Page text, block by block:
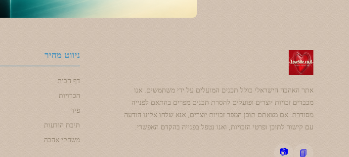
אתר האהבה הישראלי כולל תכנים המועלים על ידי משתמשים. אנו
מכבדים זכויות יוצרים ופועלים להסרת תכנים מפרים בהתאם לפנייה
מסודרת. אם מצאתם תוכן המפר זכויות יוצרים, אנא שלחו אלינו הודעה
עם קישור לתוכן ופרטי הזכויות, ואנו נטפל בפנייה בהקדם האפשרי.
📘
📷
ניווט מהיר
דף הבית
הכרויות
פיד
תיבת הודעות
משחקי אהבה